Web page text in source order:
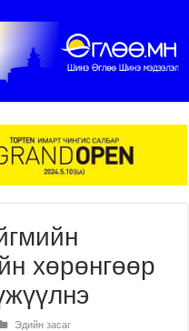
хөрөнгөөр
Эдийн засаг